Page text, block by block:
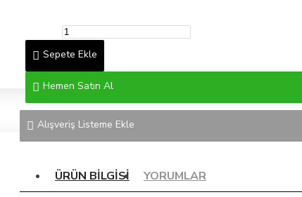
Sepete Ekle
Hemen Satın Al
Alışveriş Listeme Ekle
ÜRÜN BILGISI YORUMLAR